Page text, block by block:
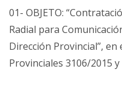
01- OBJETO:
Radial para
Dirección Provincial”,
Provinciales 3106/2015 y